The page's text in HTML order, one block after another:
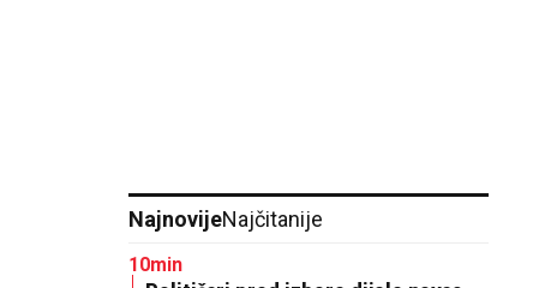
NajnovijeNajčitanije
10min